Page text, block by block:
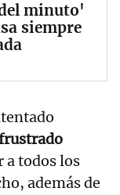
minuto'
siempre
a todos los
además de